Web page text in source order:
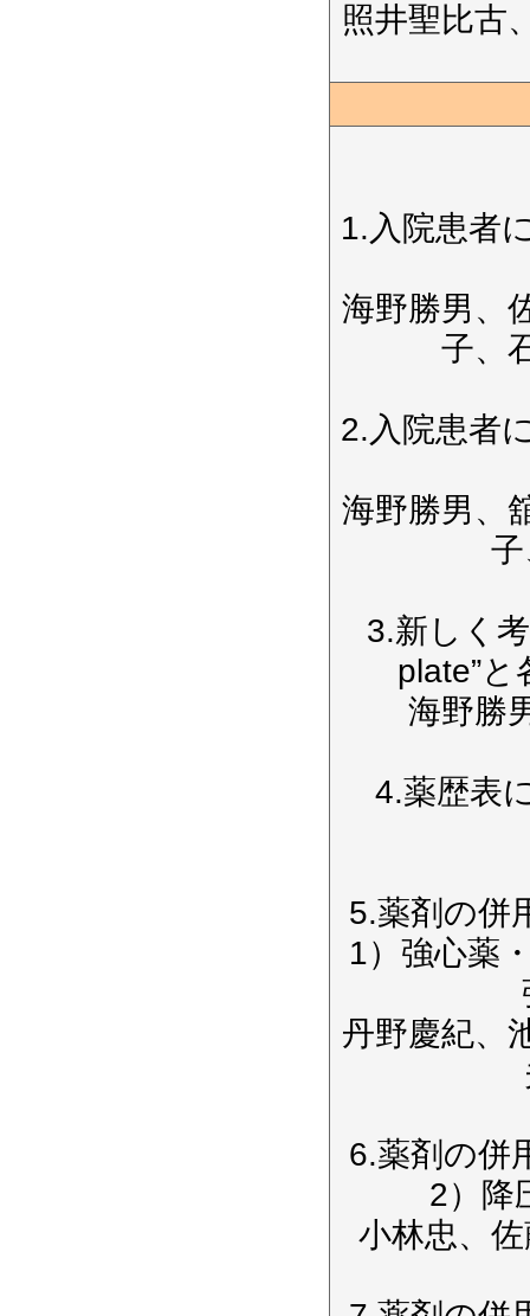
照井聖比古
1.入院患者
海野勝男、
子、
2.入院患者
海野勝男、
3.新しく
plate”と
海野勝
4.薬歴表
5.薬剤の併
1）強心薬
丹野慶紀、
6.薬剤の併
2）降
小林忠、